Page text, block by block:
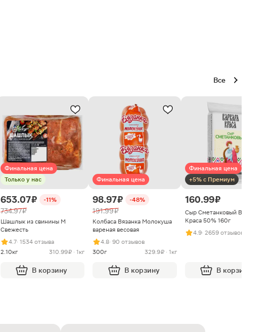
Все
Финальная цена
Только у нас
653.07 ₽ -11%
734.97 ₽
Шашлык из свинины М
Свежесть
4.7· 1534 отзыва
2.10кг
310.99 ₽ · 1кг
В корзину
Финальная цена
98.97 ₽ -48%
191.99 ₽
Колбаса Вязанка Молокуша
вареная весовая
4.8· 90 отзывов
300г
329.9 ₽ · 1кг
В корзину
Финальная цена
+5% с Премиум
160.99 ₽
Сыр Сметанковый Варвара
Краса 50% 160г
4.9· 2659 отзывов
В корзину